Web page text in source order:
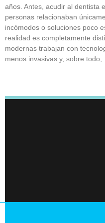
años. Antes, acudir al dentista
personas relacionaban
incómodos o soluciones poco
realidad es completamente
modernas trabajan con
menos invasivas y, sobre todo,